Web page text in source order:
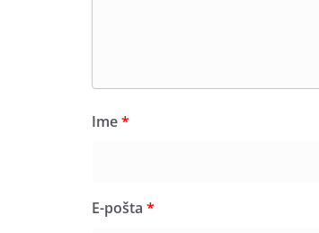
Ime*
E-pošta *